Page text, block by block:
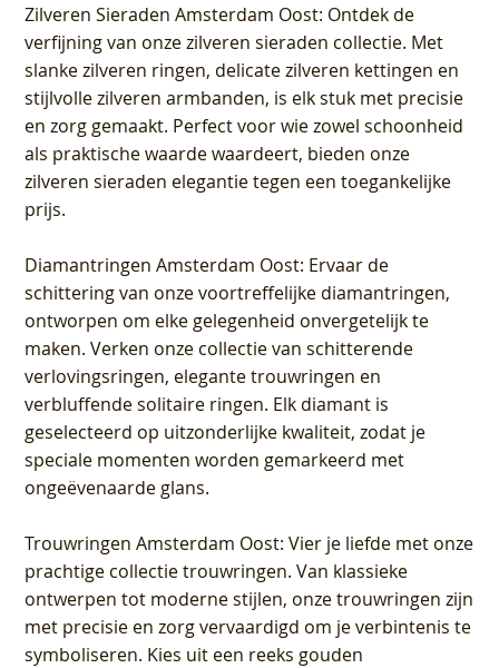
Zilveren Sieraden Amsterdam Oost: Ontdek de
verfijning van onze zilveren sieraden collectie. Met
slanke zilveren ringen, delicate zilveren kettingen en
stijlvolle zilveren armbanden, is elk stuk met precisie
en zorg gemaakt. Perfect voor wie zowel schoonheid
als praktische waarde waardeert, bieden onze
zilveren sieraden elegantie tegen een toegankelijke
prijs.
Diamantringen Amsterdam Oost: Ervaar de
schittering van onze voortreffelijke diamantringen,
ontworpen om elke gelegenheid onvergetelijk te
maken. Verken onze collectie van schitterende
verlovingsringen, elegante trouwringen en
verbluffende solitaire ringen. Elk diamant is
geselecteerd op uitzonderlijke kwaliteit, zodat je
speciale momenten worden gemarkeerd met
ongeëvenaarde glans.
Trouwringen Amsterdam Oost: Vier je liefde met onze
prachtige collectie trouwringen. Van klassieke
ontwerpen tot moderne stijlen, onze trouwringen zijn
met precisie en zorg vervaardigd om je verbintenis te
symboliseren. Kies uit een reeks gouden